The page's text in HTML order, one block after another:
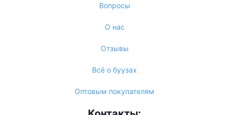
Вопросы
О нас
Отзывы
Всё о буузах
Оптовым покупателям